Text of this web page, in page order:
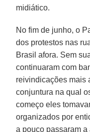
midiático.
No fim de junho, o
dos protestos nas
Brasil afora. Sem
continuaram com
reivindicações mais
conjuntura na qual
começo eles
organizados por
a pouco passaram